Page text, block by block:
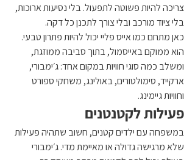
צריכה להיות פשוטה לתפעול. בלי נסיעות ארוכות,
בלי ציוד מורכב ובלי צורך לתכנן כל דקה.
כאן מתחם כמו אייס פליי יכול להיות פתרון טבעי.
הוא ממוקם באייסמול, בתוך סביבה ממוזגת,
ומשלב כמה סוגי חוויות במקום אחד: ג׳ימבורי,
ארקייד, סימולטורים, באולינג, משחקי ספורט
וחוויות גיימינג.
פעילות לקטנטנים
במשפחה עם ילדים קטנים, חשוב שתהיה פעילות
שלא מרגישה גדולה או מאיימת מדי. ג׳ימבורי